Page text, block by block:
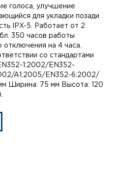
голоса, улучшение
для укладки позади
IPX-5. Работает от 2
350 часов работы
отключения на 4 часа.
со стандартами
1:2002/EN352-
A1:2005/EN352-6:2002/
Ширина: 75 мм Высота: 120